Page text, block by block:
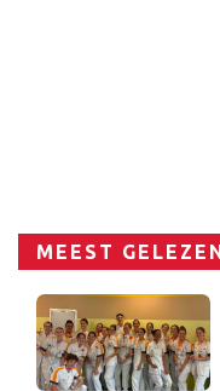
MEEST GELEZEN